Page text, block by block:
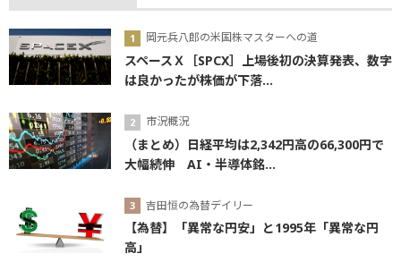
岡元兵八郎の米国株マスターへの道
スペースＸ［SPCX］上場後初の決算発表、数字
は良かったが株価が下落...
市況概況
（まとめ）日経平均は2,342円高の66,300円で
大幅続伸 AI・半導体銘...
吉田恒の為替デイリー
【為替】「異常な円安」と1995年「異常な円
高」